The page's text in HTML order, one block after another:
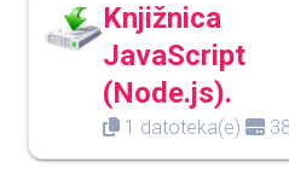
Knjižnica
JavaScript
(Node.js).
1 datoteka(e)